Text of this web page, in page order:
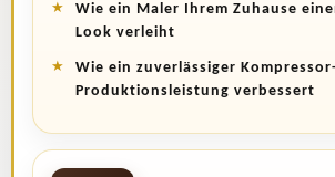
Wie ein Maler Ihrem Zuhause
Look verleiht
Wie ein zuverlässiger
Produktionsleistung verbessert